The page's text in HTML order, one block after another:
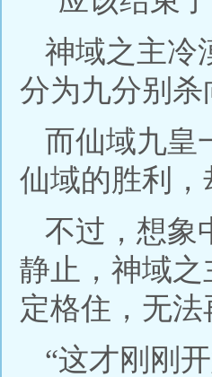
神域之主冷
分为九分别
而仙域九皇
仙域的胜利
不过，想象
静止，神域
定格住，无
“这才刚刚